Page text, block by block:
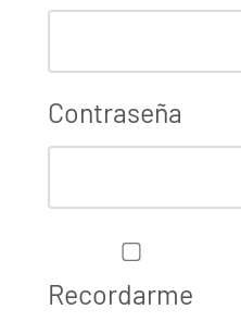
Contraseña
Recordarme